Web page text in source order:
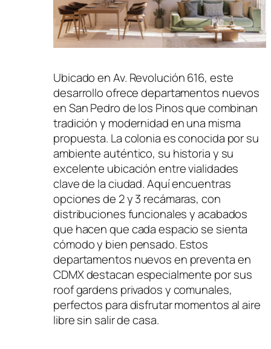
Ubicado en Av. Revolución 616, este
desarrollo ofrece departamentos nuevos
en San Pedro de los Pinos que combinan
tradición y modernidad en una misma
propuesta. La colonia es conocida por su
ambiente auténtico, su historia y su
excelente ubicación entre vialidades
clave de la ciudad. Aquí encuentras
opciones de 2 y 3 recámaras, con
distribuciones funcionales y acabados
que hacen que cada espacio se sienta
cómodo y bien pensado. Estos
departamentos nuevos en preventa en
CDMX destacan especialmente por sus
roof gardens privados y comunales,
perfectos para disfrutar momentos al aire
libre sin salir de casa.